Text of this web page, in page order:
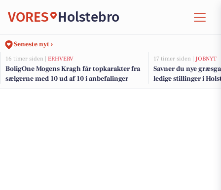
VORES Holstebro
Seneste nyt ›
16 timer siden | ERHVERV
BoligOne Mogens Kragh får topkarakter fra
sælgerne med 10 ud af 10 i anbefalinger
17 timer siden | JOBNYT
Savner du nye
ledige stillinger i